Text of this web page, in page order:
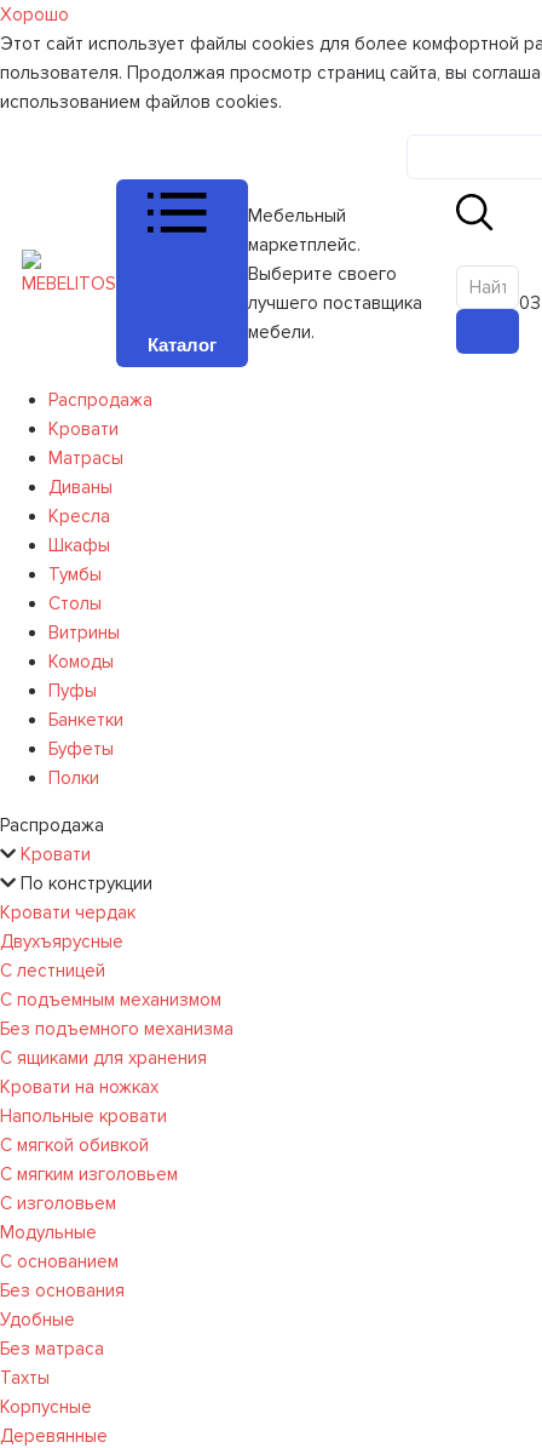
Хорошо
Этот сайт использует файлы cookies для более комфортной
пользователя. Продолжая просмотр страниц сайта, вы
использованием файлов cookies.
Каталог
Мебельный
маркетплейс.
Выберите своего
лучшего поставщика
мебели.
0
Распродажа
Кровати
Матрасы
Диваны
Кресла
Шкафы
Тумбы
Столы
Витрины
Комоды
Пуфы
Банкетки
Буфеты
Полки
Распродажа
Кровати
По конструкции
Кровати чердак
Двухъярусные
С лестницей
С подъемным механизмом
Без подъемного механизма
С ящиками для хранения
Кровати на ножках
Напольные кровати
С мягкой обивкой
С мягким изголовьем
С изголовьем
Модульные
С основанием
Без основания
Удобные
Без матраса
Тахты
Корпусные
Деревянные